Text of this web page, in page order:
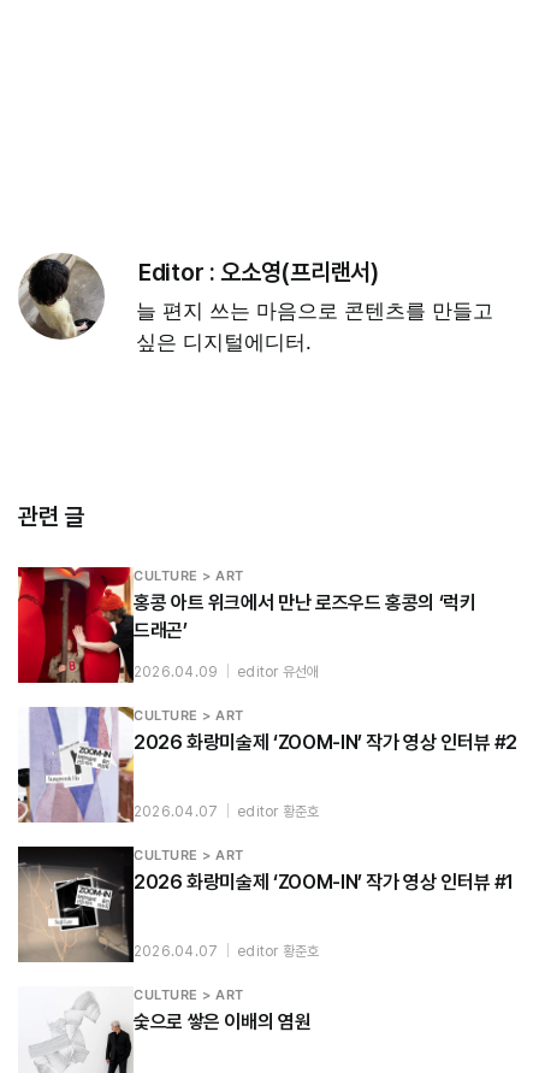
Editor :오소영(프리랜서)
늘 편지 쓰는 마음으로 콘텐츠를 만들고
싶은 디지털에디터.
관련 글
CULTURE > ART
홍콩 아트 위크에서 만난 로즈우드 홍콩의 ‘럭키
드래곤’
2026.04.09 editor 유선애
CULTURE > ART
2026 화랑미술제 ‘ZOOM-IN’ 작가 영상 인터뷰 #2
2026.04.07 editor 황준호
CULTURE > ART
2026 화랑미술제 ‘ZOOM-IN’ 작가 영상 인터뷰 #1
2026.04.07 editor 황준호
CULTURE > ART
숯으로 쌓은 이배의 염원